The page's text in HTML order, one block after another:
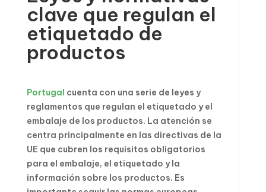
clave que regulan el
etiquetado de
productos
Portugal cuenta con una serie de leyes y
reglamentos que regulan el etiquetado y el
embalaje de los productos. La atención se
centra principalmente en las directivas de la
UE que cubren los requisitos obligatorios
para el embalaje, el etiquetado y la
información sobre los productos. Es